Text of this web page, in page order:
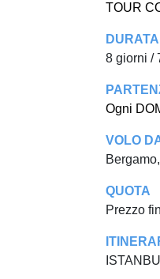
TOUR
DURATA
8 giorni /
Ogni
VOLO
QUOTA
Prezzo